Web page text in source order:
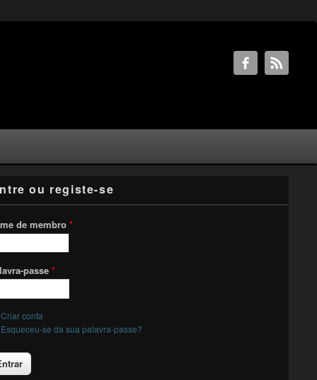
ou registe-se
de membro *
passe *
Criar conta
Esqueceu-se da sua palavra-passe?